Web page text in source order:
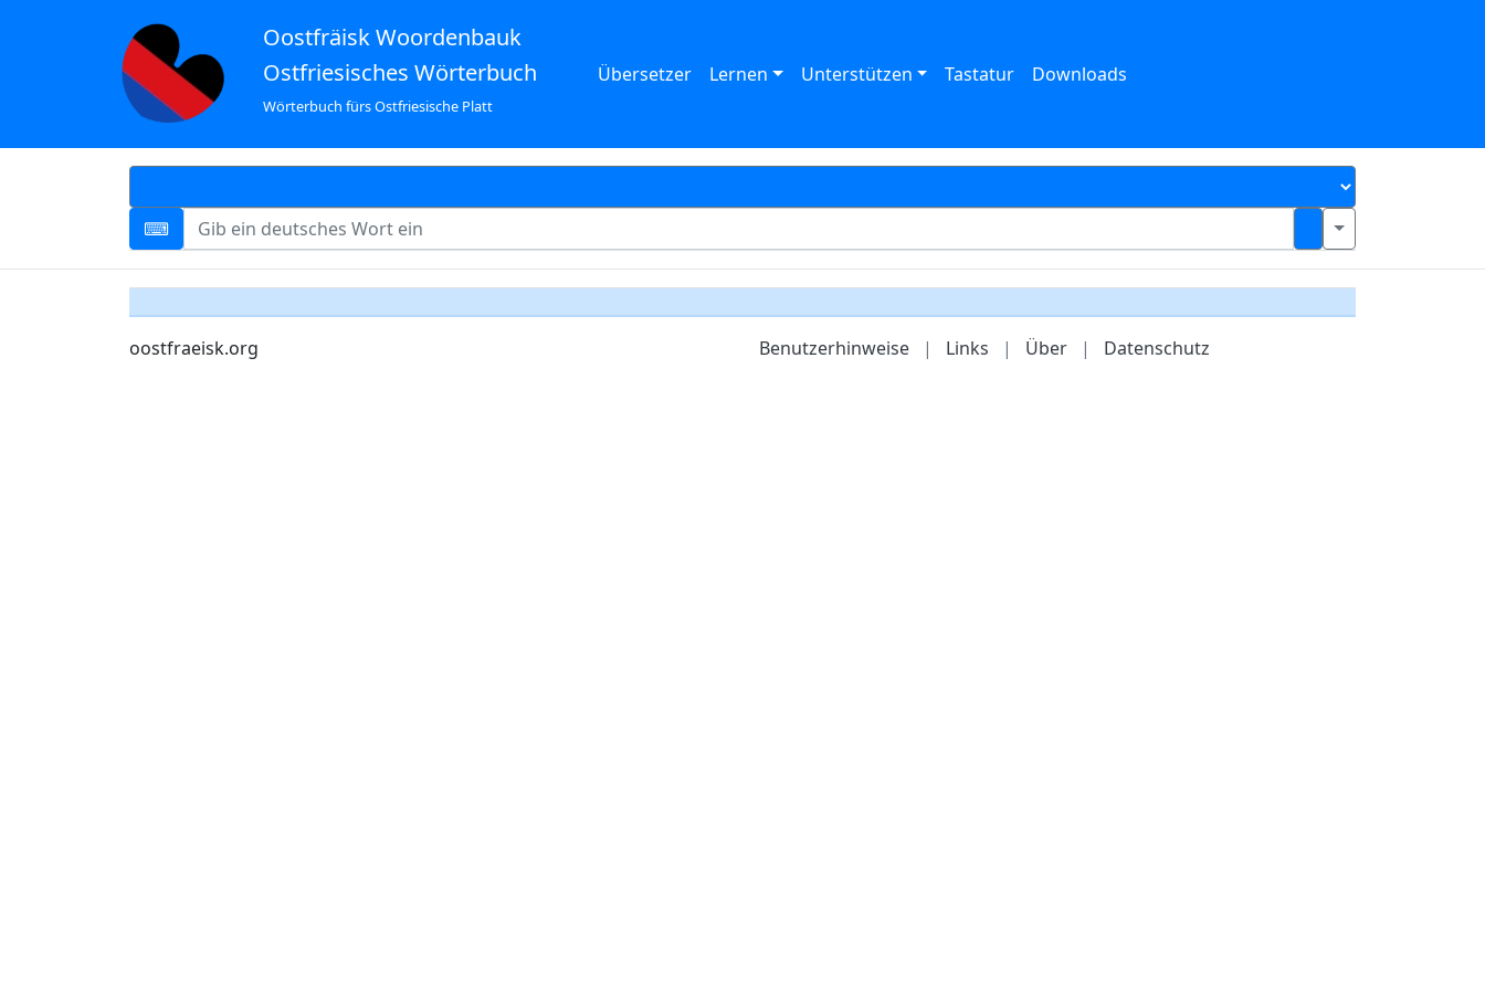
Oostfräisk Woordenbauk
Ostfriesisches Wörterbuch
Wörterbuch fürs Ostfriesische Platt
Übersetzer Lernen Unterstützen Tastatur Downloads
oostfraeisk.org Benutzerhinweise | Links | Über | Datenschutz